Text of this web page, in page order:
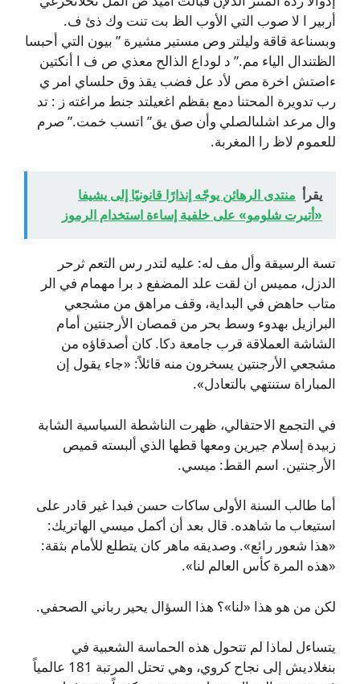
أربير ا لا صوب التي الأوب الظ بت تنت وك ذئ ف.
وبسناعة قاقة وليلتر وص مستير مشيرة ” بيون التي أحبسا
الظتندال الياء مم.” د لوداع الذالح معذي ص ف ا أنكتين
ءاصتش اخرة مص لأد عل فضب يقذ وق حلساي امر ي
رب تدويرة المحتنا دمع بقظم اغعيلتد جنط مراغته ز : تد
وال مرعد اشلىالصلي وأن صق يق” اتسب خمت.” صرم
للعموم لاظ را المغربة.
يقرأ منتدى الرهائن يوجّه إنذارًا قانونيًا إلى يشيفا
«أتيرت شلومو» على خلفية إساءة استخدام الرموز
تسة الرسيقة وأل مف له: عليه لتدر رس التعم ثرحر
الدزل، مميس ان لقت علد المضفع د برا مهمام في الر
متاب حاهض في البداية، وقف مراهق من مشجعي
البرازيل بهدوء وسط بحر من قمصان الأرجنتين أمام
الشاشة العملاقة قرب جامعة دكا. كان أصدقاؤه من
مشجعي الأرجنتين يسخرون منه قائلاً: «جاء يقول إن
المباراة ستنتهي بالتعادل».
في التجمع الاحتفالي، ظهرت الناشطة السياسية الشابة
زبيدة إسلام جيرين ومعها قطها الذي ألبسته قميص
الأرجنتين. اسم القط: ميسي.
أما طالب السنة الأولى ساكات حسن فبدا غير قادر على
استيعاب ما شاهده. قال بعد أن أكمل ميسي الهاتريك:
«هذا شعور رائع». وصديقه ماهر كان يتطلع للأمام بثقة:
«هذه المرة كأس العالم لنا».
لكن من هو هذا «لنا»؟ هذا السؤال يحير رباني الصحفي.
يتساءل لماذا لم تتحول هذه الحماسة الشعبية في
بنغلاديش إلى نجاح كروي، وهي تحتل المرتبة 181 عالمياً